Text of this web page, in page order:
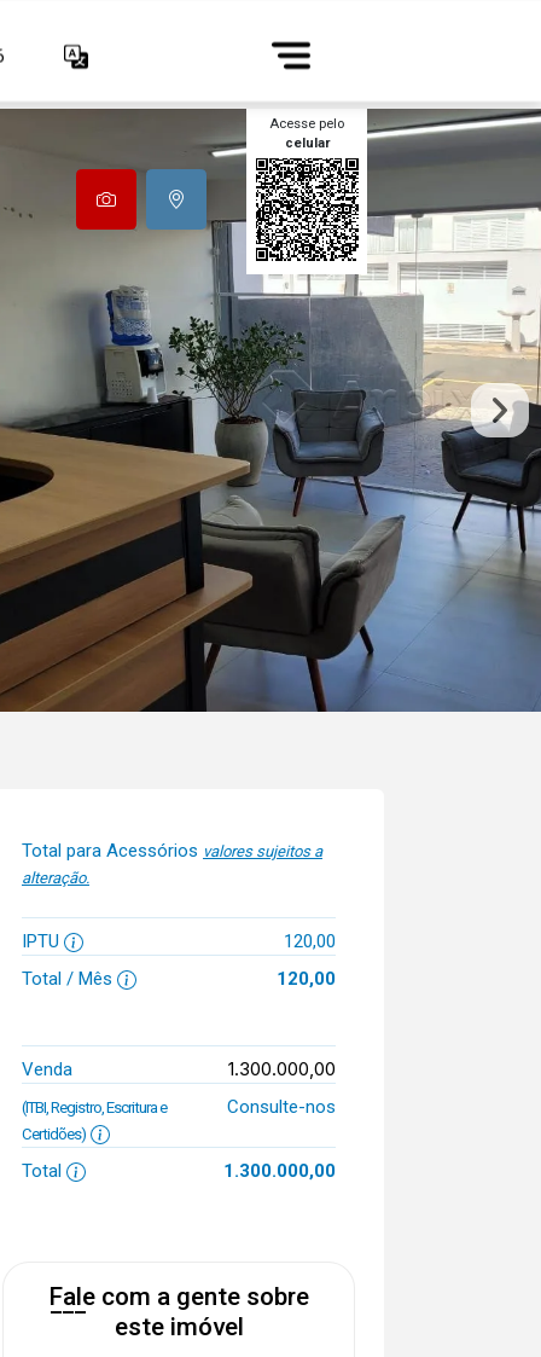
Acesse pelo
celular
Total para Acessórios valores sujeitos a
alteração.
IPTU
120,00
Total / Mês
120,00
Venda 1.300.000,00
(ITBI, Registro, Escritura e
Certidões)
Consulte-nos
Total 1.300.000,00
Fale com a gente sobre
este imóvel